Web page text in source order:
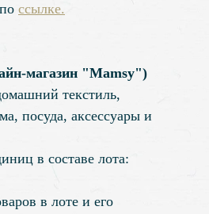
ссылке.
магазин "Mamsy")
текстиль,
посуда, аксессуары и
в составе лота:
в лоте и его